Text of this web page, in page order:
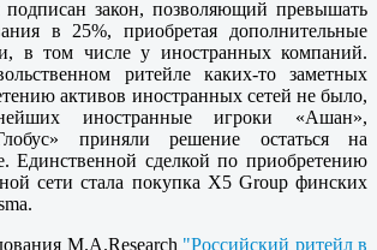
закон, позволяющий превышать
в 25%, приобретая дополнительные
в том числе у иностранных компаний.
ритейле каких-то заметных
активов иностранных сетей не было,
иностранные игроки «Ашан»,
приняли решение остаться на
Единственной сделкой по приобретению
сети стала покупка X5 Group финских
M.A.Research "Российский ритейл в